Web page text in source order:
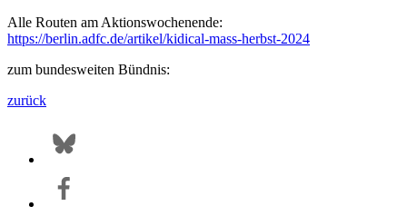
Alle Routen am Aktionswochenende:
https://berlin.adfc.de/artikel/kidical-mass-herbst-2024
zum bundesweiten Bündnis:
zurück